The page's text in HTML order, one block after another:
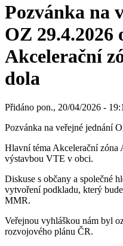
Pozvánka na
OZ 29.4.2026
Akcelerační
dola
Přidáno pon., 20/04/2026 -
Pozvánka na veřejné jednání
Hlavní téma Akcelerační
výstavbou VTE v obci.
Diskuse s občany a společné
vytvoření podkladu, který
MMR.
Veřejnou vyhláškou nám byl
rozvojového plánu ČR.